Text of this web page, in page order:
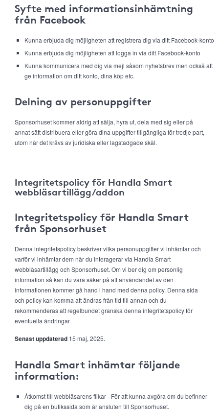
Syfte med informationsinhämtning
från Facebook
Kunna erbjuda dig möjligheten att registrera dig via ditt Facebook-konto
Kunna erbjuda dig möjligheten att logga in via ditt Facebook-konto
Kunna kommunicera med dig via mejl såsom nyhetsbrev men också att
ge information om ditt konto, dina köp etc.
Delning av personuppgifter
Sponsorhuset kommer aldrig att sälja, hyra ut, dela med sig eller på
annat sätt distribuera eller göra dina uppgifter tillgängliga för tredje part,
utom när det krävs av juridiska eller lagstadgade skäl.
Integritetspolicy för Handla Smart
webbläsartillägg/addon
Integritetspolicy för Handla Smart
från Sponsorhuset
Denna integritetspolicy beskriver vilka personuppgifter vi inhämtar och
varför vi inhämtar dem när du interagerar via Handla Smart
webbläsartillägg och Sponsorhuset. Om vi ber dig om personlig
information så kan du vara säker på att användandet av den
informationen kommer gå hand i hand med denna policy. Denna sida
och policy kan komma att ändras från tid till annan och du
rekommenderas att regelbundet granska denna integritetspolicy för
eventuella ändringar.
Senast uppdaterad 15 maj, 2025.
Handla Smart inhämtar följande
information:
Åtkomst till webbläsarens flikar - För att kunna avgöra om du befinner
dig på en butikssida som är ansluten till Sponsorhuset.